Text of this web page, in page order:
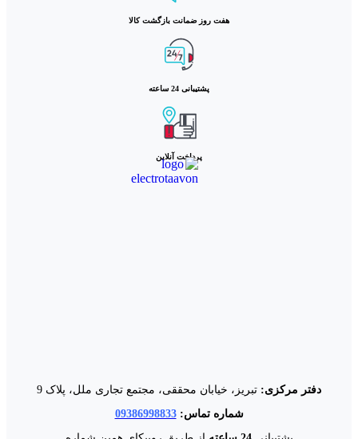
هفت روز ضمانت بازگشت کالا
پشتیبانی 24 ساعته
پرداخت آنلاین
دفتر مرکزی: تبریز، خیابان محققی، مجتمع تجاری ملل، پلاک 9
شماره تماس:09386998833